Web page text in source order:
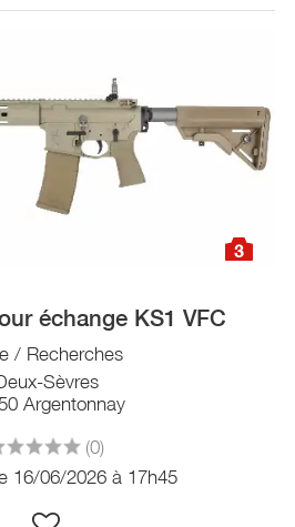
3
échange KS1 VFC
/ Recherches
Sèvres
Argentonnay
(0)
16/06/2026 à 17h45